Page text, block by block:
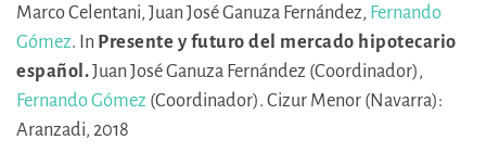
Marco Celentani, Juan José Ganuza Fernández, Fernando
Gómez. In Presente y futuro del mercado hipotecario
español.Juan José Ganuza Fernández (Coordinador),
Fernando Gómez (Coordinador). Cizur Menor (Navarra):
Aranzadi, 2018